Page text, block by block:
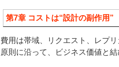
第7章 コストは“設計の副作用”
費用は帯域、リクエスト、レプ
原則に沿って、ビジネス価値と